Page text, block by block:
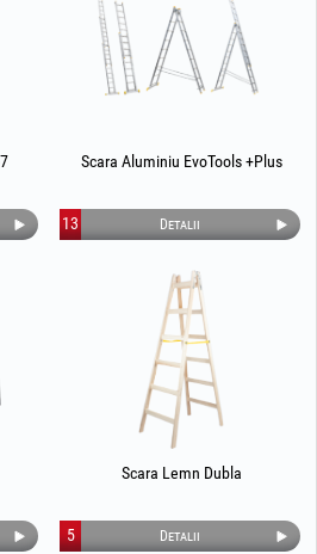
Scara Aluminiu EvoTools +Plus
Detalii
13
Scara Lemn Dubla
Detalii
5